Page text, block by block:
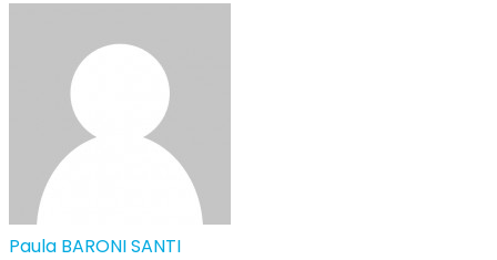
Paula BARONI SANTI